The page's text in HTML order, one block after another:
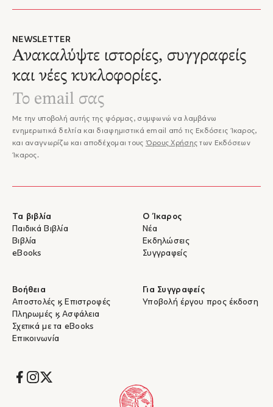
NEWSLETTER
Ανακαλύψτε ιστορίες, συγγραφείς
και νέες κυκλοφορίες.
Με την υποβολή αυτής της φόρμας, συμφωνώ να λαμβάνω
ενημερωτικά δελτία και διαφημιστικά email από τις Εκδόσεις Ίκαρος,
και αναγνωρίζω και αποδέχομαι τους Όρους Χρήσης των Εκδόσεων
Ίκαρος.
Τα βιβλία
Παιδικά Βιβλία
Βιβλία
eBooks
Ο Ίκαρος
Νέα
Εκδηλώσεις
Συγγραφείς
Βοήθεια
Αποστολές & Επιστροφές
Πληρωμές & Ασφάλεια
Σχετικά με τα eBooks
Επικοινωνία
Για Συγγραφείς
Υποβολή έργου προς έκδοση
Socials